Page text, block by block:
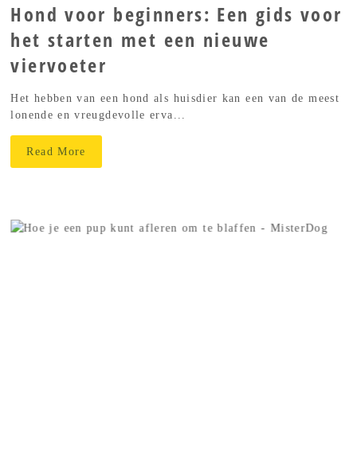
Hond voor beginners: Een gids voor
het starten met een nieuwe
viervoeter
Het hebben van een hond als huisdier kan een van de meest
lonende en vreugdevolle erva...
Read More